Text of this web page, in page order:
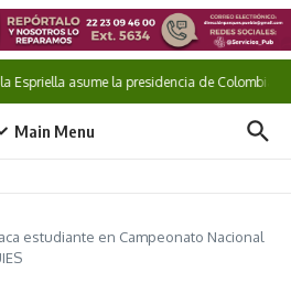
Espriella asume la presidencia de Colombia
Main Menu
estudiante en Campeonato Nacional